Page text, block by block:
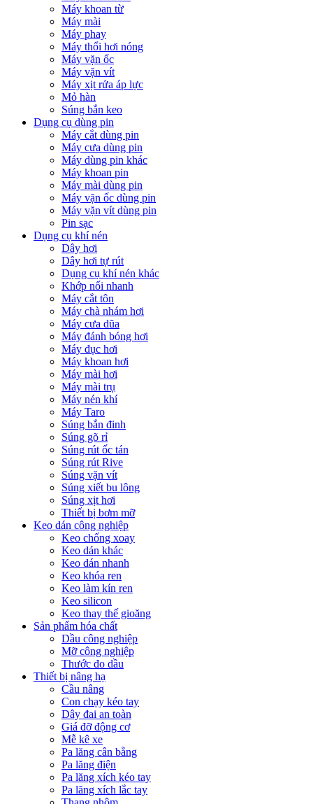
Máy khoan từ
Máy mài
Máy phay
Máy thổi hơi nóng
Máy vặn ốc
Máy vặn vít
Máy xịt rửa áp lực
Mỏ hàn
Súng bắn keo
Dụng cụ dùng pin
Máy cắt dùng pin
Máy cưa dùng pin
Máy dùng pin khác
Máy khoan pin
Máy mài dùng pin
Máy vặn ốc dùng pin
Máy vặn vít dùng pin
Pin sạc
Dụng cụ khí nén
Dây hơi
Dây hơi tự rút
Dụng cụ khí nén khác
Khớp nối nhanh
Máy cắt tôn
Máy chà nhám hơi
Máy cưa dũa
Máy đánh bóng hơi
Máy đục hơi
Máy khoan hơi
Máy mài hơi
Máy mài trụ
Máy nén khí
Máy Taro
Súng bắn đinh
Súng gõ rỉ
Súng rút ốc tán
Súng rút Rive
Súng vặn vít
Súng xiết bu lông
Súng xịt hơi
Thiết bị bơm mỡ
Keo dán công nghiệp
Keo chống xoay
Keo dán khác
Keo dán nhanh
Keo khóa ren
Keo làm kín ren
Keo silicon
Keo thay thế gioăng
Sản phẩm hóa chất
Dầu công nghiệp
Mỡ công nghiệp
Thước đo dầu
Thiết bị nâng hạ
Cầu nâng
Con chạy kéo tay
Dây đai an toàn
Giá đỡ động cơ
Mễ kê xe
Pa lăng cân bằng
Pa lăng điện
Pa lăng xích kéo tay
Pa lăng xích lắc tay